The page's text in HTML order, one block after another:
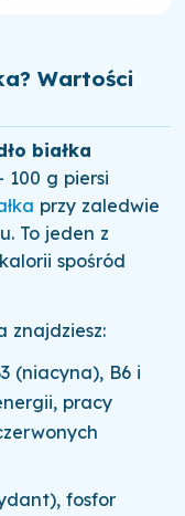
Wartości
białka
100 g piersi
przy zaledwie
To jeden z
spośród
znajdziesz:
(niacyna), B6 i
pracy
fosfor